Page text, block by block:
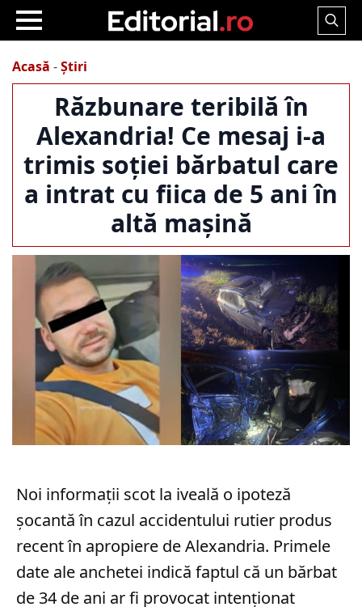
Search
Acasă -Știri
Răzbunare teribilă în
Alexandria! Ce mesaj i-a
trimis soției bărbatul care
a intrat cu fiica de 5 ani în
altă mașină
Noi informații scot la iveală o ipoteză
șocantă în cazul accidentului rutier produs
recent în apropiere de Alexandria. Primele
date ale anchetei indică faptul că un bărbat
de 34 de ani ar fi provocat intenționat